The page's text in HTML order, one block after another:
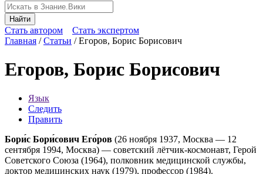
Найти
Стать автором
Стать экспертом
Главная /Статьи /Егоров, Борис Борисович
Егоров, Борис Борисович
Язык
Следить
Править
Бори́с Бори́сович Его́ров (26 ноября 1937, Москва — 12
сентября 1994, Москва) — советский лётчик-космонавт, Герой
Советского Союза (1964), полковник медицинской службы,
доктор медицинских наук (1979), профессор (1984).